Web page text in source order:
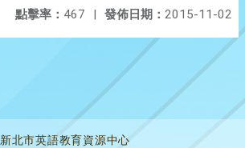
發佈日期： 2015-11-02
點擊率： 467 |
新北市英語教育資源中心